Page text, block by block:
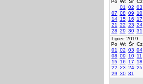
Po Wt Śr Cz
01
02 03
07 08 09 10
14 15 16 17
21
22 23 24
28 29 30 31
Lipiec 2019
Po Wt Śr Cz
01
02 03 04
08 09 10 11
15 16 17 18
22 23 24 25
29 30 31